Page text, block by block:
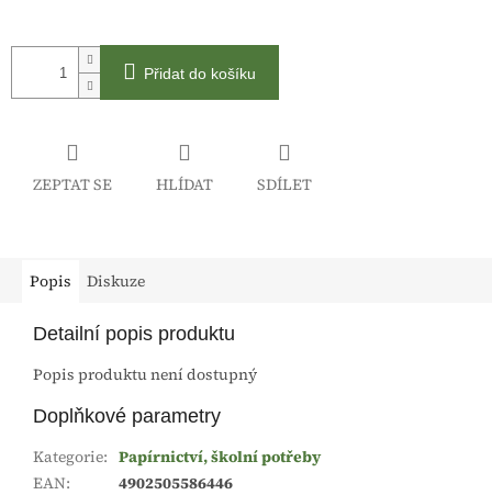
cena:
Přidat do košíku
ZEPTAT SE HLÍDAT SDÍLET
Popis Diskuze
Detailní popis produktu
Popis produktu není dostupný
Doplňkové parametry
Kategorie: Papírnictví, školní potřeby
EAN: 4902505586446